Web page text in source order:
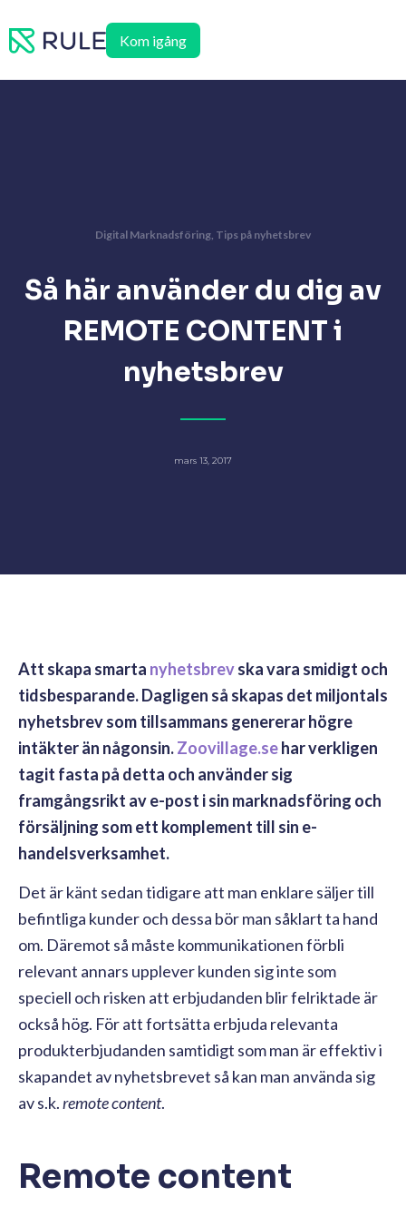
till
Kom igång
Digital Marknadsföring Tips på nyhetsbrev
Så här använder du dig av
REMOTE CONTENT i
nyhetsbrev
mars 13, 2017
Att skapa smarta nyhetsbrevska vara smidigt och
tidsbesparande. Dagligen så skapas det miljontals
nyhetsbrev som tillsammans genererar högre
intäkter än någonsin.Zoovillage.sehar verkligen
tagit fasta på detta och använder sig
framgångsrikt av e-post i sin marknadsföring och
försäljning som ett komplement till sin e-
handelsverksamhet.
Det är känt sedan tidigare att man enklare säljer till
befintliga kunder och dessa bör man såklart ta hand
om. Däremot så måste kommunikationen förbli
relevant annars upplever kunden sig inte som
speciell och risken att erbjudanden blir felriktade är
också hög. För att fortsätta erbjuda relevanta
produkterbjudanden samtidigt som man är effektiv i
skapandet av nyhetsbrevet så kan man använda sig
av s.k.remote content.
Remote content